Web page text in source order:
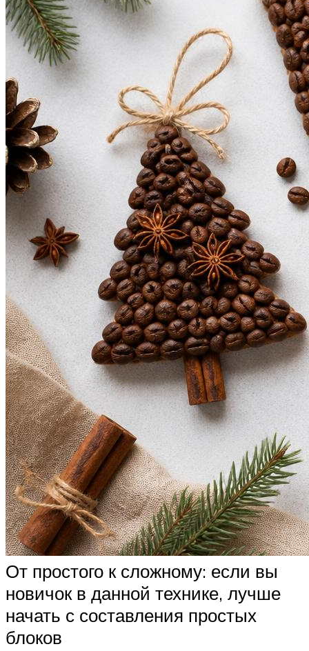
От простого к сложному: если вы
новичок в данной технике, лучше
начать с составления простых
блоков